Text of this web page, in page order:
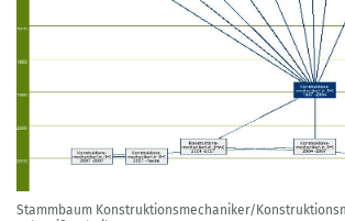
Stammbaum Konstruktionsmechaniker/